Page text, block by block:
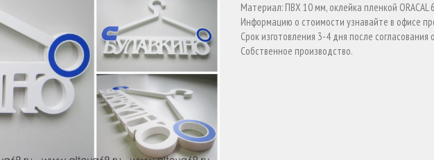
Материал: ПВХ 10 мм, оклейка пленкой ORACAL
Информацию о стоимости узнавайте в офисе
Срок изготовления 3-4 дня после согласования
Собственное производство.